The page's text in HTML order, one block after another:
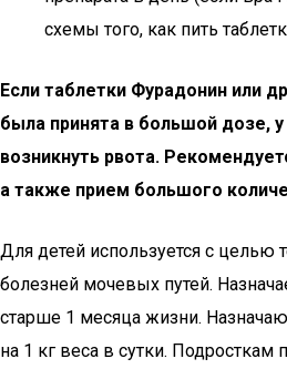
схемы того, как пить
Если таблетки Фурадонин или
была принята в большой дозе,
возникнуть рвота.
а также прием большого
Для детей используется с целью
болезней мочевых путей.
старше 1 месяца жизни.
на 1 кг веса в сутки. Подросткам